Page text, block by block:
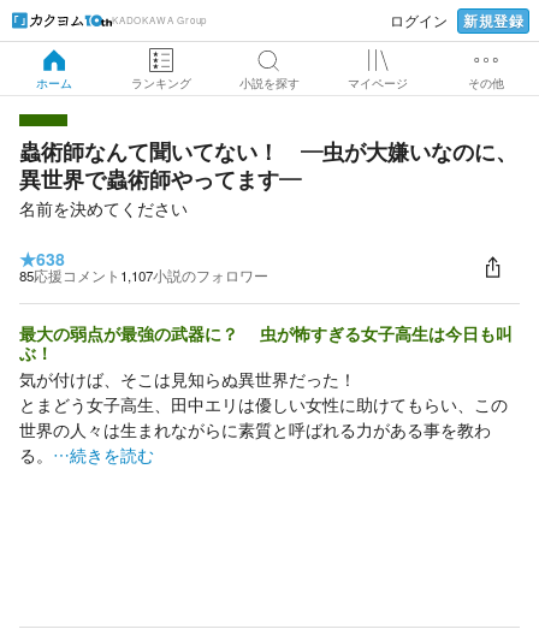
KADOKAWA Group ログイン 新規登録
ホーム ランキング 小説を探す マイページ その他
蟲術師なんて聞いてない！ ―虫が大嫌いなのに、
異世界で蟲術師やってます―
名前を決めてください
★638
85応援コメント 1,107小説のフォロワー
最大の弱点が最強の武器に？ 虫が怖すぎる女子高生は今日も叫
ぶ！
気が付けば、そこは見知らぬ異世界だった！
とまどう女子高生、田中エリは優しい女性に助けてもらい、この
世界の人々は生まれながらに素質と呼ばれる力がある事を教わ
る。 …続きを読む